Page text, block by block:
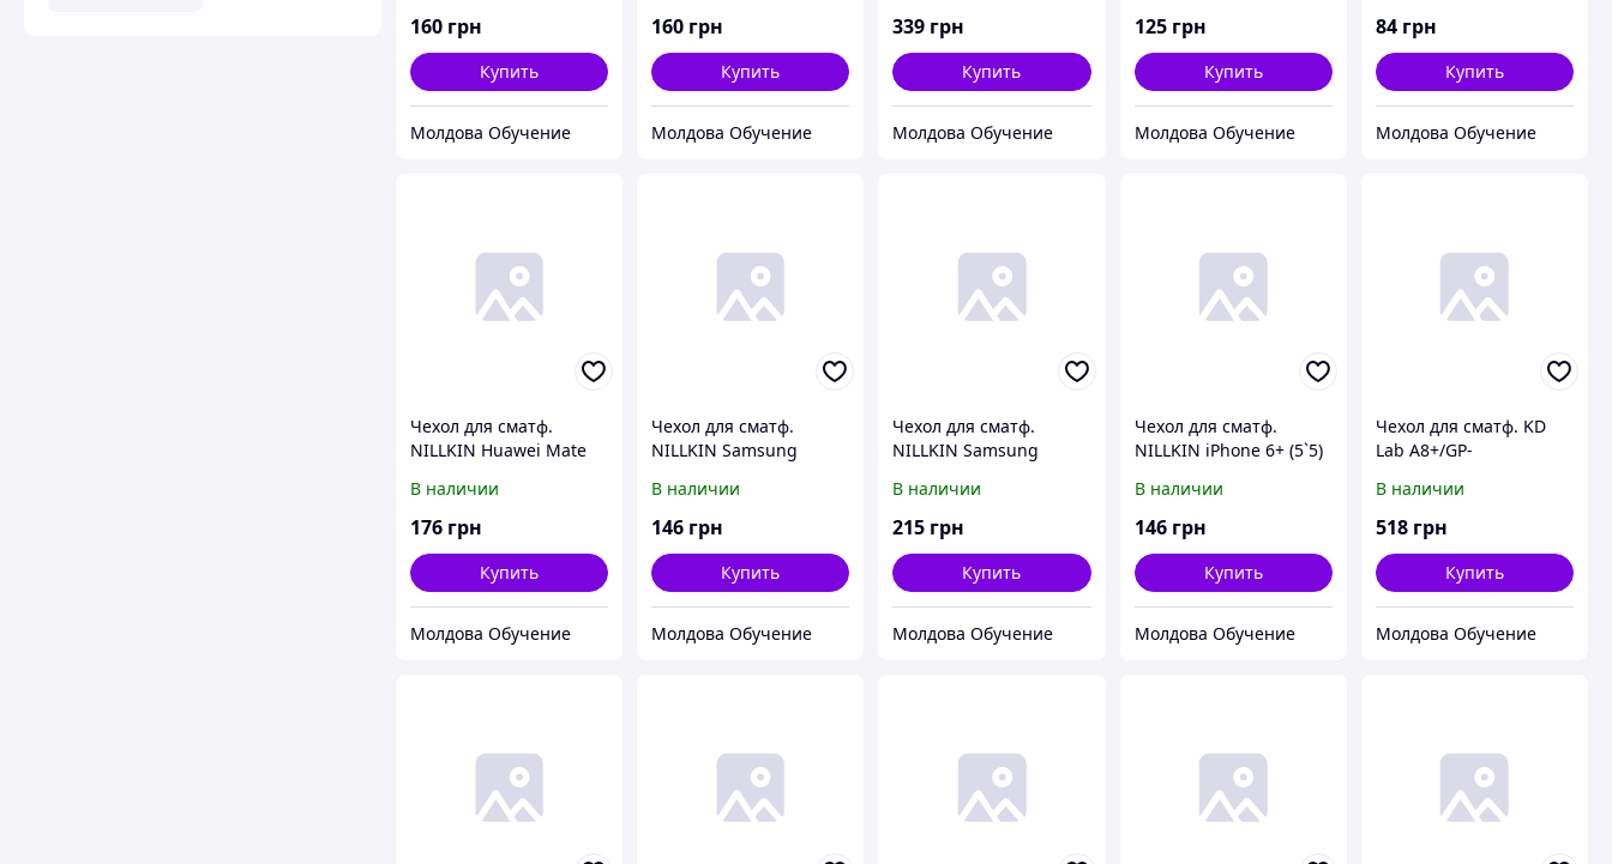
160 грн
Купить
Молдова Обучение
160 грн
Купить
Молдова Обучение
339 грн
Купить
Молдова Обучение
125 грн
Купить
Молдова Обучение
84 грн
Купить
Молдова Обучение
Чехол для сматф.
NILLKIN Huawei Mate
(Gold)
В наличии
176 грн
Купить
Молдова Обучение
Чехол для сматф.
NILLKIN Samsung
TPU (Коричневый)
В наличии
146 грн
Купить
Молдова Обучение
Чехол для сматф.
NILLKIN Samsung
series (Золотистый)
В наличии
215 грн
Купить
Молдова Обучение
Чехол для сматф.
NILLKIN iPhone 6+ (5`5)
В наличии
146 грн
Купить
Молдова Обучение
Чехол для сматф. KD
Lab A8+/GP-
Wallet Leather Cover
(Ash blue)
В наличии
518 грн
Купить
Молдова Обучение